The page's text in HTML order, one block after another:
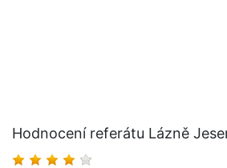
Hodnocení referátu Lázně